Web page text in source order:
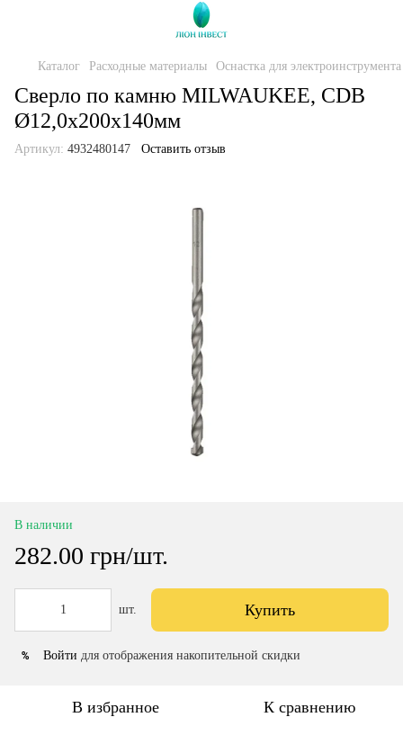
Каталог Расходные материалы Оснастка для электроинструмента
Сверло по камню MILWAUKEE, CDB
Ø12,0х200х140мм
Артикул: 4932480147 Оставить отзыв
В наличии
282.00 грн/шт.
шт. Купить
% Войти для отображения накопительной скидки
В избранное К сравнению